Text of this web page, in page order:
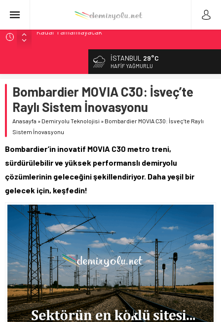
ABD’de CREATE Programı 72,4 Milyon Dolarlık Alt Geçidi
Ukrayna’da Yolcu Trenine İHA Saldırısı: Zamanında Tahliye
DB Modernizasyon Programı: 70. İstasyona Ulaşıldı
GB Railfreight İngiltere’de Lider, Class 99’lar 2026’da Yolda
Wabtec Brezilya’da 1 Milyar Real’lik PTC Anlaşmasını 2031’e
Kadar Tamamlayacak
İSTANBUL 29°C
HAFIF YAĞMURLU
Bombardier MOVIA C30: İsveç’te
Raylı Sistem İnovasyonu
Anasayfa » Demiryolu Teknolojisi » Bombardier MOVIA C30: İsveç’te Raylı
Sistem İnovasyonu
Bombardier’in inovatif MOVIA C30 metro treni,
sürdürülebilir ve yüksek performanslı demiryolu
çözümlerinin geleceğini şekillendiriyor. Daha yeşil bir
gelecek için, keşfedin!